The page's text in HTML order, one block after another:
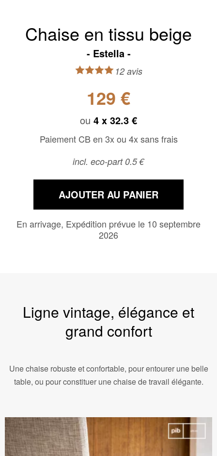
Chaise en tissu beige
Estella
12 avis
129 €
ou 4 x 32.3 €
Paiement CB en 3x ou 4x sans frais
incl. eco-part 0.5 €
AJOUTER AU PANIER
En arrivage, Expédition prévue le 10 septembre
2026
Ligne vintage, élégance et
grand confort
Une chaise robuste et confortable, pour entourer une belle
table, ou pour constituer une chaise de travail élégante.